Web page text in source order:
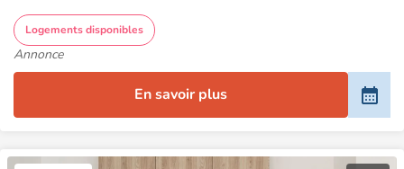
Logements disponibles
Annonce
En savoir plus